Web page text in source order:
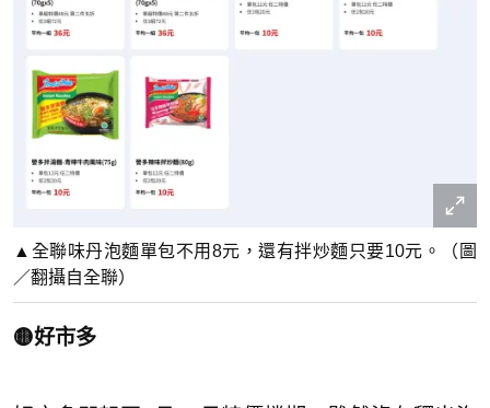
▲全聯味丹泡麵單包不用8元，還有拌炒麵只要10元。（圖
／翻攝自全聯）
🟡好市多